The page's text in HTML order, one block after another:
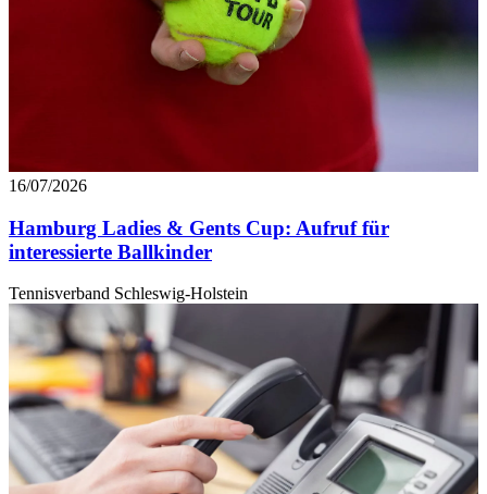
16/07/2026
Hamburg Ladies & Gents Cup: Aufruf für
interessierte Ballkinder
Tennisverband Schleswig-Holstein